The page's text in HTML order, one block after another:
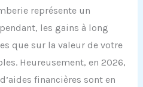
représente un
les gains à long
que sur la valeur de votre
Heureusement, en 2026,
financières sont en